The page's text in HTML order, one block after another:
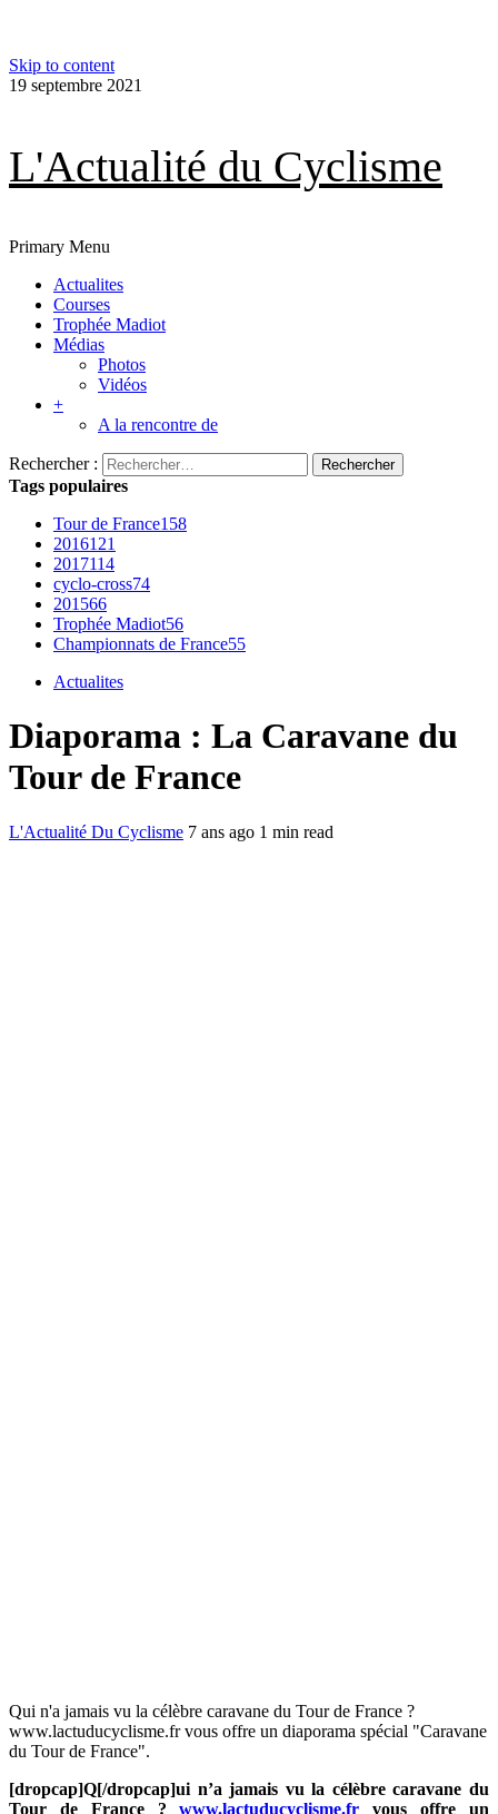
Skip to content
19 septembre 2021
L'Actualité du Cyclisme
Primary Menu
Actualites
Courses
Trophée Madiot
Médias
Photos
Vidéos
+
A la rencontre de
Rechercher :
Tags populaires
Tour de France158
2016121
2017114
cyclo-cross74
201566
Trophée Madiot56
Championnats de France55
Actualites
Diaporama : La Caravane du
Tour de France
L'Actualité Du Cyclisme 7 ans ago 1 min read
Qui n'a jamais vu la célèbre caravane du Tour de France ?
www.lactuducyclisme.fr vous offre un diaporama spécial "Caravane
du Tour de France".
[dropcap]Q[/dropcap]ui n’a jamais vu la célèbre caravane du
Tour de France ?www.lactuducyclisme.fr vous offre un